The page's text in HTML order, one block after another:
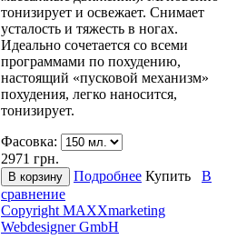
тонизирует и освежает. Снимает
усталость и тяжесть в ногах.
Идеально сочетается со всеми
программами по похудению,
настоящий «пусковой механизм»
похудения, легко наносится,
тонизирует.
Фасовка:
2971 грн.
Подробнее Купить
В
сравнение
Copyright MAXXmarketing
Webdesigner GmbH